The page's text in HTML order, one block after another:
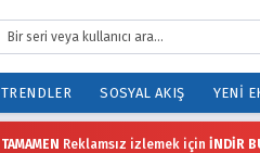
TRENDLER SOSYAL AKIŞ YENI
TAMAMEN Reklamsız izlemek için İNDİR